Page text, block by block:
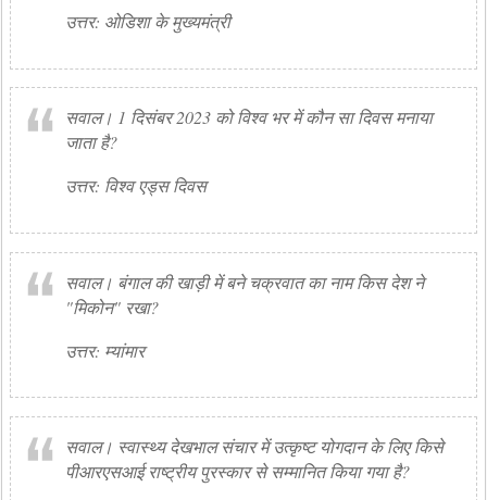
उत्तर: ओडिशा के मुख्यमंत्री
सवाल। 1 दिसंबर 2023 को विश्व भर में कौन सा दिवस मनाया
जाता है?
उत्तर: विश्व एड्स दिवस
सवाल। बंगाल की खाड़ी में बने चक्रवात का नाम किस देश ने
"मिकोन" रखा?
उत्तर: म्यांमार
सवाल। स्वास्थ्य देखभाल संचार में उत्कृष्ट योगदान के लिए किसे
पीआरएसआई राष्ट्रीय पुरस्कार से सम्मानित किया गया है?